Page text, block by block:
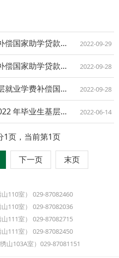
【实施细则】基层就业学费补偿国家助学贷款代偿实施细则
2022-09-29
【政策解读】基层就业学费补偿国家助学贷款代偿政策解读 2022-09-28
【政策问答】高校毕业生基层就业学费补偿国家助学贷款代偿政策问答 2022-09-28
【2022年通知】关于做好 2022 年毕业生基层就业学费补偿国家助学贷款代偿工... 2022-06-14
1页，当前第1页
下一页 末页
110室） 029-87082460
110室） 029-87082036
111室） 029-87082715
111室） 029-87082450
山103A室）029-87081151